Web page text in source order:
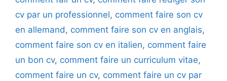
cv par un professionnel, comment faire son cv
en allemand, comment faire son cv en anglais,
comment faire son cv en italien, comment faire
un bon cv, comment faire un curriculum vitae,
comment faire un cv, comment faire un cv par